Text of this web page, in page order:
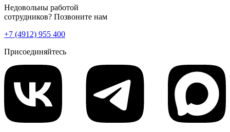
Недовольны работой
сотрудников? Позвоните нам
+7 (4912) 955 400
Присоединяйтесь